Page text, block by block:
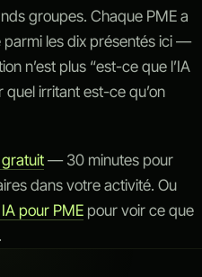
groupes. Chaque PME a
parmi les dix présentés ici —
n’est plus “est-ce que l’IA
quel irritant est-ce qu’on
— 30 minutes pour
dans votre activité. Ou
pour PME pour voir ce que